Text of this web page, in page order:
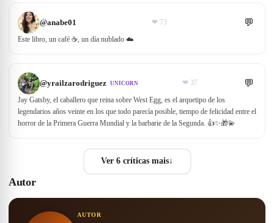
@anabe01 ❤ 73 💬
Este libro, un café ☕, un día nublado ☁️
@yrailzarodriguez UNICORN ❤ 37 💬
Jay Gatsby, el caballero que reina sobre West Egg, es el arquetipo de los
legendarios años veinte en los que todo parecía posible, tiempo de felicidad entre el
horror de la Primera Guerra Mundial y la barbarie de la Segunda. 👍✨🎁💫
Ver 6 críticas mais↓
Autor
AUTOR